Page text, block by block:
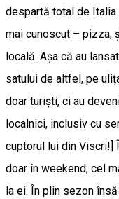
despartă total de Italia
mai cunoscut – pizza;
locală. Așa că au
satului de altfel, pe
doar turiști, ci au
localnici, inclusiv cu
cuptorul lui din Viscri!]
doar în weekend; cel
la ei. În plin sezon